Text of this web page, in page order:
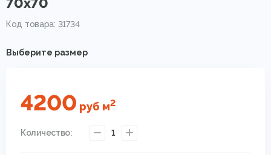
Код товара: 31734
Выберите размер
4200 руб м2
Количество: 1